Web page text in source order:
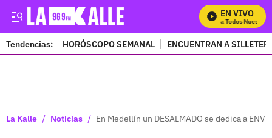
EN VIVO
Mira Todos Nuestros
Tendencias: HORÓSCOPO SEMANAL ENCUENTRAN A
La Kalle / Noticias / En Medellín un DESALMADO se dedica a